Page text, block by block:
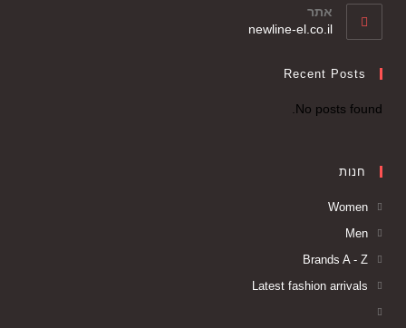
אתר
newline-el.co.il
Recent Posts
No posts found.
חנות
Women
Men
Brands A - Z
Latest fashion arrivals